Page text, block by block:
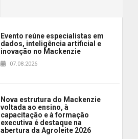
Evento reúne especialistas em
dados, inteligência artificial e
inovação no Mackenzie
07.08.2026
Nova estrutura do Mackenzie
voltada ao ensino, à
capacitação e à formação
executiva é destaque na
abertura da Agroleite 2026